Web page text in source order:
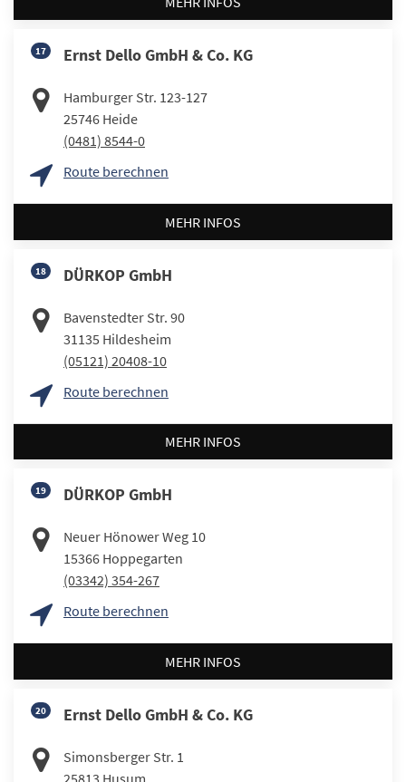
17 Ernst Dello GmbH & Co. KG
Hamburger Str. 123-127
25746 Heide
(0481) 8544-0
Route berechnen
MEHR INFOS
18 DÜRKOP GmbH
Bavenstedter Str. 90
31135 Hildesheim
(05121) 20408-10
Route berechnen
MEHR INFOS
19 DÜRKOP GmbH
Neuer Hönower Weg 10
15366 Hoppegarten
(03342) 354-267
Route berechnen
MEHR INFOS
20 Ernst Dello GmbH & Co. KG
Simonsberger Str. 1
25813 Husum